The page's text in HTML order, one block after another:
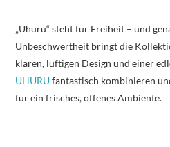
„Uhuru“ steht für Freiheit – und
Unbeschwertheit bringt die
klaren, luftigen Design und einer
UHURUfantastisch kombinieren
für ein frisches, offenes Ambiente.